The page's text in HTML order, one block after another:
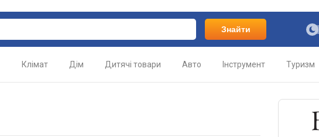
Знайти
Клімат Дім Дитячі товари Авто Інструмент Туризм